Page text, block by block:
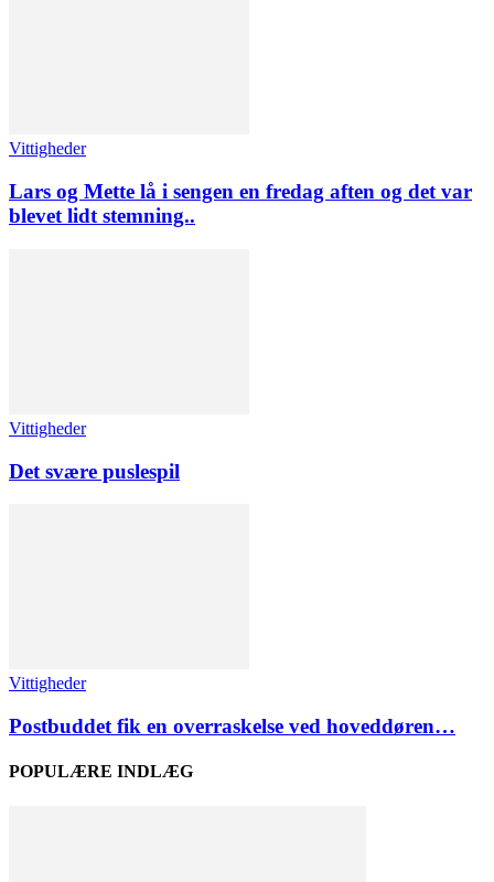
Vittigheder
Lars og Mette lå i sengen en fredag aften og det var
blevet lidt stemning..
Vittigheder
Det svære puslespil
Vittigheder
Postbuddet fik en overraskelse ved hoveddøren…
POPULÆRE INDLÆG